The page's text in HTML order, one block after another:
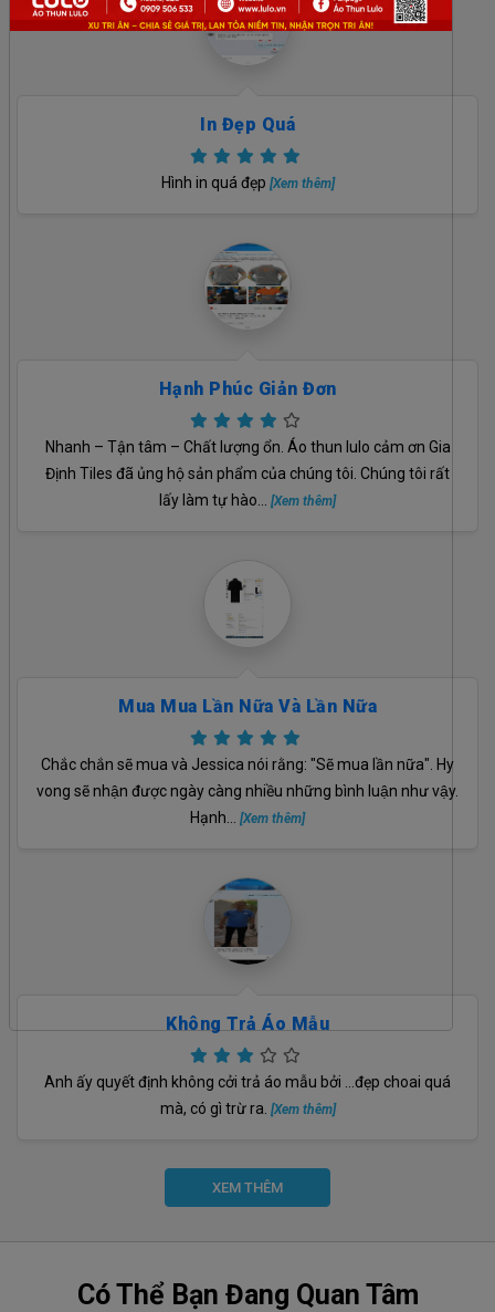
In Đẹp Quá
Hình in quá đẹp [Xem thêm]
Hạnh Phúc Giản Đơn
Nhanh – Tận tâm – Chất lượng ổn. Áo thun lulo cảm ơn Gia
Định Tiles đã ủng hộ sản phẩm của chúng tôi. Chúng tôi rất
lấy làm tự hào... [Xem thêm]
Mua Mua Lần Nữa Và Lần Nữa
Chắc chắn sẽ mua và Jessica nói rằng: "Sẽ mua lần nữa". Hy
vong sẽ nhận được ngày càng nhiều những bình luận như vậy.
Hạnh... [Xem thêm]
Không Trả Áo Mẫu
Anh ấy quyết định không cởi trả áo mẫu bởi …đẹp choai quá
mà, có gì trừ ra. [Xem thêm]
XEM THÊM
Có Thể Bạn Đang Quan Tâm